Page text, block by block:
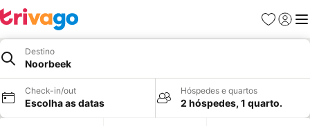
Favoritos
Iniciar
Destino
Noorbeek
Check-in/out
Escolha as datas
Hóspedes e quartos
2 hóspedes, 1 quarto.